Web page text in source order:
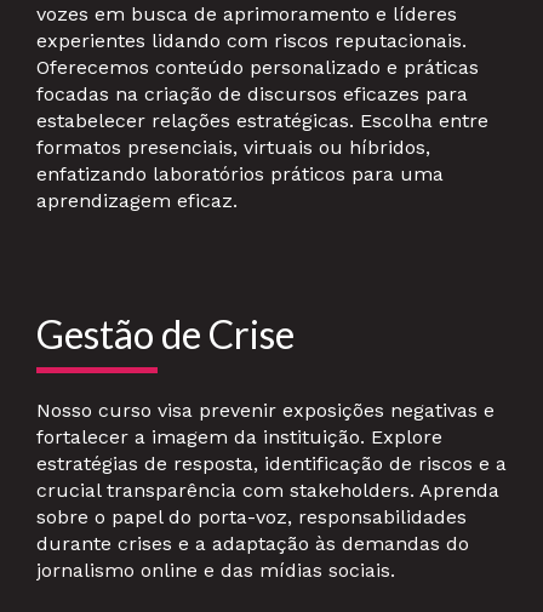
vozes em busca de aprimoramento e líderes
experientes lidando com riscos reputacionais.
Oferecemos conteúdo personalizado e práticas
focadas na criação de discursos eficazes para
estabelecer relações estratégicas. Escolha entre
formatos presenciais, virtuais ou híbridos,
enfatizando laboratórios práticos para uma
aprendizagem eficaz.
Gestão de Crise
Nosso curso visa prevenir exposições negativas e
fortalecer a imagem da instituição. Explore
estratégias de resposta, identificação de riscos e a
crucial transparência com stakeholders. Aprenda
sobre o papel do porta-voz, responsabilidades
durante crises e a adaptação às demandas do
jornalismo online e das mídias sociais.